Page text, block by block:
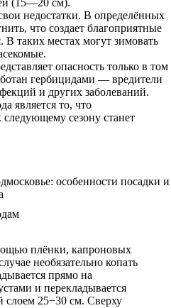
(15—20 см).
недостатки. В определённых
что создает благоприятные
В таких местах могут зимовать
опасность только в том
гербицидами — вредители
и других заболеваний.
является то, что
сезону станет
особенности посадки и
плёнки, капроновых
необязательно копать
прямо на
и перекладывается
слоем 25−30 см. Сверху